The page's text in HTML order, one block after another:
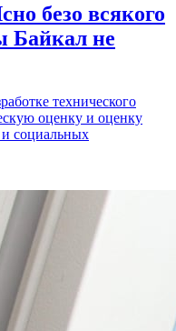
безо всякого
Байкал не
технического
оценку и оценку
социальных